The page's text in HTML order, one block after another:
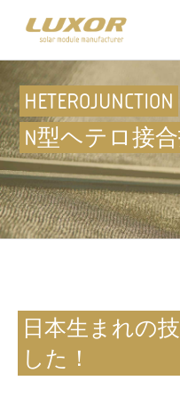
HETEROJUNCTION
N型ヘテロ接
日本生まれの
した！